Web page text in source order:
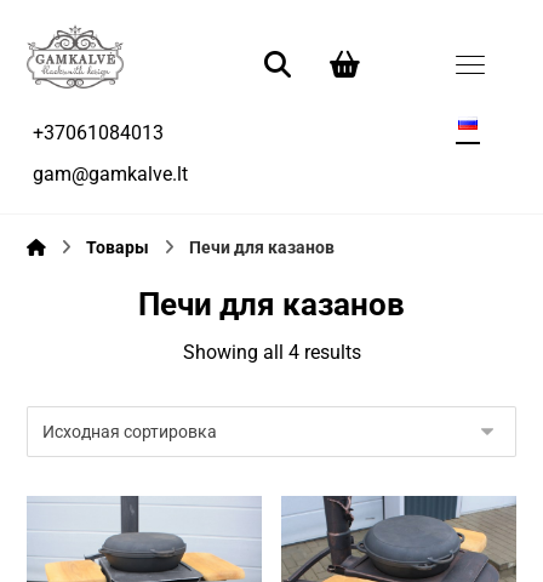
+37061084013
gam@gamkalve.lt
Товары Печи для казанов
Печи для казанов
Showing all 4 results